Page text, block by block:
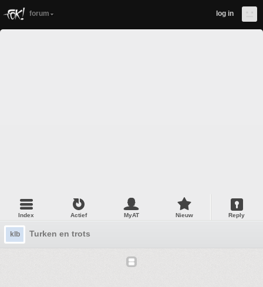
forum log in
Index Actief MyAT Nieuw Reply
klb Turken en trots